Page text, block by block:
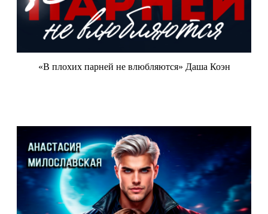
«В плохих парней не влюбляются» Даша Коэн